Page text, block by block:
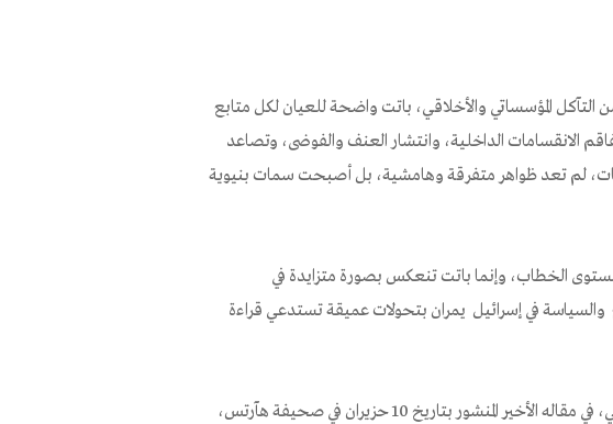
المؤسساتي والأخلاقي، باتت واضحة للعيان لكل متابع
الانقسامات الداخلية، وانتشار العنف والفوضى، وتصاعد
لم تعد ظواهر متفرقة وهامشية، بل أصبحت سمات بنيوية
الخطاب، وإنما باتت تنعكس بصورة متزايدة في
والسياسة في إسرائيل يمران بتحولات عميقة تستدعي قراءة
لقد أشار الباحث الأكاديمي الدكتور ديمتري شومسكي، في مقاله الأخير المنشور بتاريخ 10 حزيران في صحيفة هآرتس،